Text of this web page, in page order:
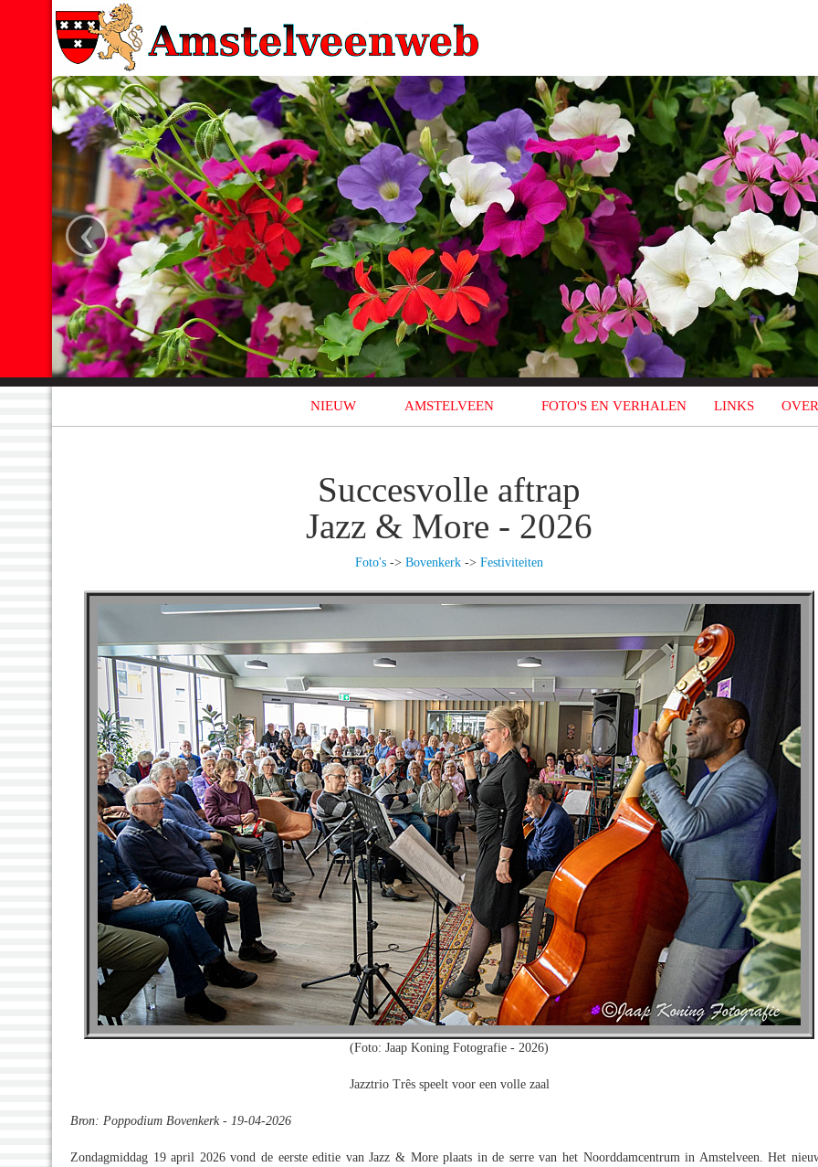
‹
NIEUW AMSTELVEEN FOTO'S EN VERHALEN LINKS
Succesvolle aftrap
Jazz & More - 2026
Foto's -> Bovenkerk -> Festiviteiten
(Foto: Jaap Koning Fotografie - 2026)
Jazztrio Três speelt voor een volle zaal
Bron: Poppodium Bovenkerk - 19-04-2026
Zondagmiddag 19 april 2026 vond de eerste editie van Jazz & More plaats in de serre van het Noorddamcentrum in Amstelveen. Het